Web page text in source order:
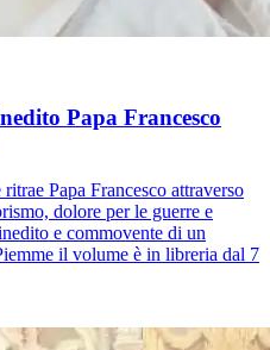
Papa Francesco
Papa Francesco attraverso
dolore per le guerre e
e commovente di un
il volume è in libreria dal 7